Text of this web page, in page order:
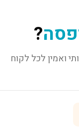
?
ואמין לכל לקוח